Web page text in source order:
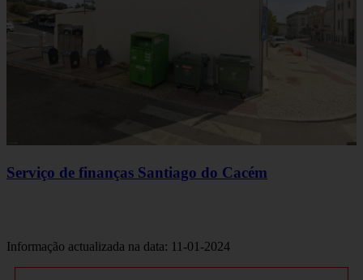
Serviço de finanças Santiago do Cacém
Informação actualizada na data: 11-01-2024